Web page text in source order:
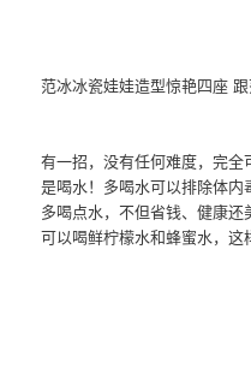
范冰冰瓷娃娃造型惊艳四座
有一招，没有任何难度，完
是喝水！多喝水可以排除体内
多喝点水，不但省钱、健康还
可以喝鲜柠檬水和蜂蜜水，这